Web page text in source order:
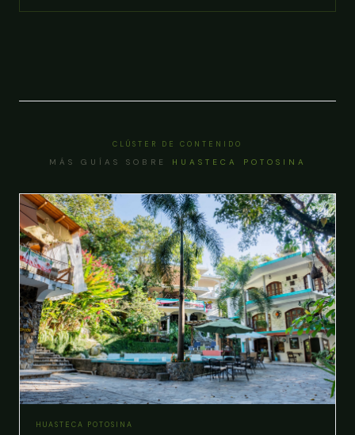
CLÚSTER DE CONTENIDO
MÁS GUÍAS SOBRE HUASTECA POTOSINA
HUASTECA POTOSINA